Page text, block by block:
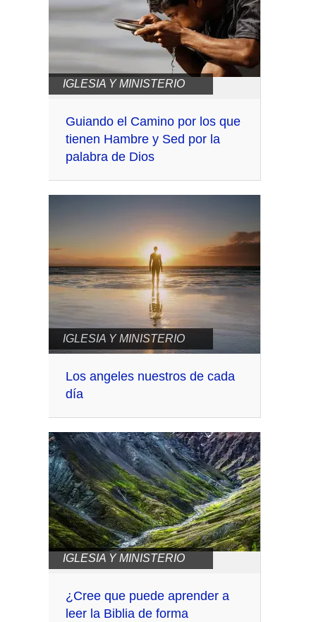
IGLESIA Y MINISTERIO
Guiando el Camino por los que
tienen Hambre y Sed por la
palabra de Dios
IGLESIA Y MINISTERIO
Los angeles nuestros de cada
día
IGLESIA Y MINISTERIO
¿Cree que puede aprender a
leer la Biblia de forma